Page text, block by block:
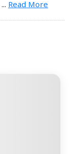
... Read More